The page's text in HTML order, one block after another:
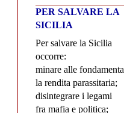
PER SALVARE LA
SICILIA
Per salvare la Sicilia
occorre:
minare alle fondamenta
la rendita parassitaria;
disintegrare i legami
fra mafia e politica;